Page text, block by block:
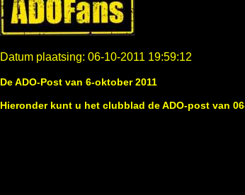
Datum plaatsing: 06-10-2011 19:59:12
De ADO-Post van 6-oktober 2011
Hieronder kunt u het clubblad de ADO-post van